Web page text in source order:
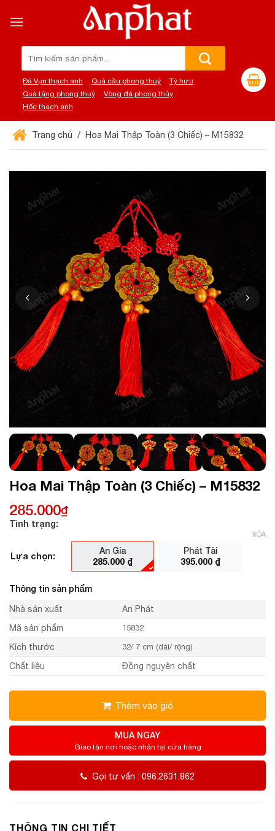
đến
Đá Vụn thạch anh Quả cầu phong thuỷ
Tỳ hưu
Quà tặng phong thuỷ
Vòng đá phong thủy
Hốc thạch anh
Trang chủ Hoa Mai Thập Toàn (3 Chiếc) – M15832
Hoa Mai Thập Toàn (3 Chiếc) – M15832
285.000₫
Tình trạng:
Lựa chọn:
An Gia
285.000 ₫
Phát Tài
395.000 ₫
XÓA
Thông tin sản phẩm
Nhà sản xuất
An Phát
Mã sản phẩm
15832
Kích thước 32/ 7 cm (dài/ rộng)
Chất liệu Đồng nguyên chất
Thêm vào giỏ
MUA NGAY
Giao tận nơi hoặc nhận tại cửa hàng
Gọi tư vấn : 096.2631.862
THÔNG TIN CHI TIẾT